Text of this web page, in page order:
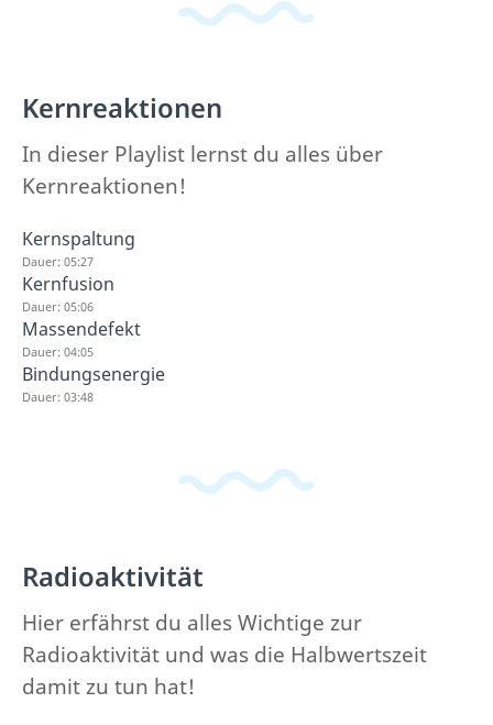
Kernreaktionen
In dieser Playlist lernst du alles über
Kernreaktionen!
Kernspaltung
Dauer: 05:27
Kernfusion
Dauer: 05:06
Massendefekt
Dauer: 04:05
Bindungsenergie
Dauer: 03:48
Radioaktivität
Hier erfährst du alles Wichtige zur
Radioaktivität und was die Halbwertszeit
damit zu tun hat!